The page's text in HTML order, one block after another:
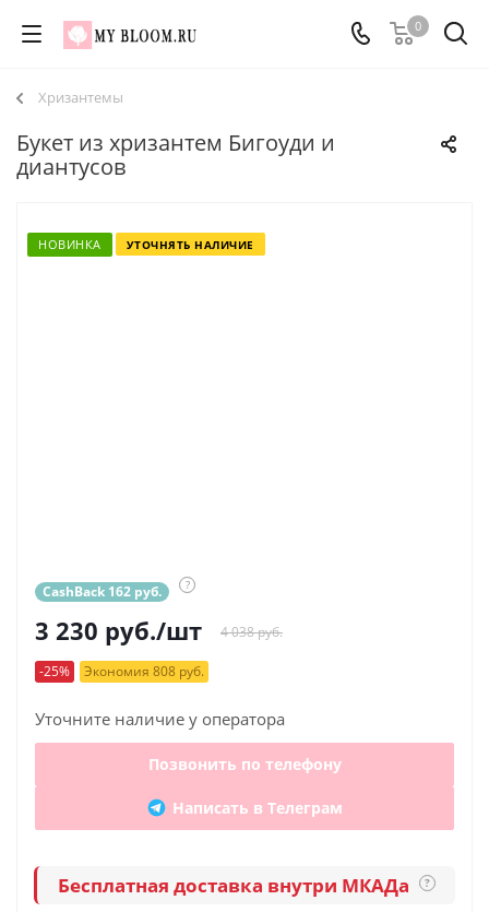
0
Хризантемы
Букет из хризантем Бигоуди и
диантусов
НОВИНКА УТОЧНЯТЬ НАЛИЧИЕ
CashBack 162 руб. ?
3 230 руб./шт 4 038 руб.
-25% Экономия 808 руб.
Уточните наличие у оператора
Позвонить по телефону
Написать в Телеграм
Бесплатная доставка внутри МКАДа ?